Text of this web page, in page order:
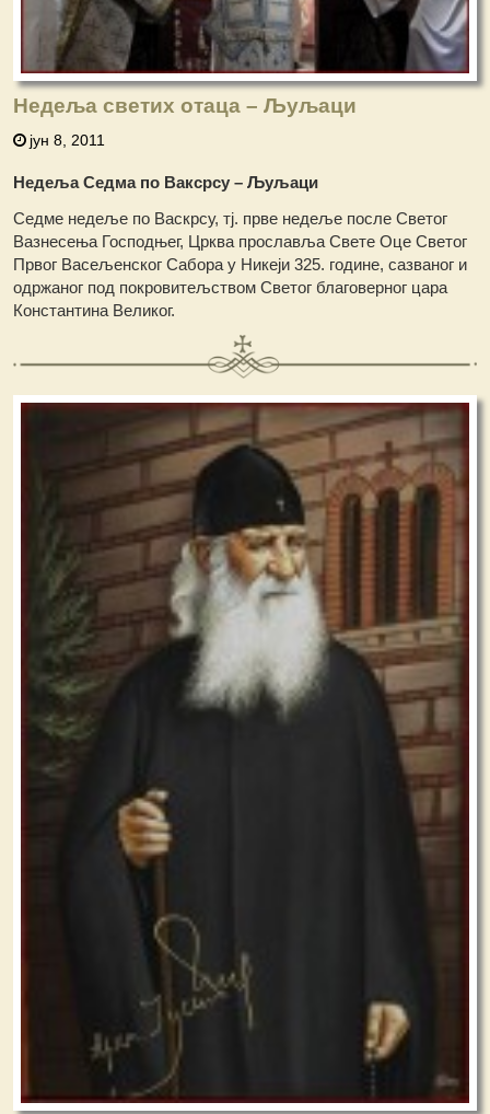
Недеља светих отаца – Љуљаци
јун 8, 2011
Недеља Седма по Ваксрсу – Љуљаци
Седме недеље по Васкрсу, тј. прве недеље после Светог
Вазнесења Господњег, Црква прославља Свете Оце Светог
Првог Васељенског Сабора у Никеји 325. године, сазваног и
одржаног под покровитељством Светог благоверног цара
Константина Великог.